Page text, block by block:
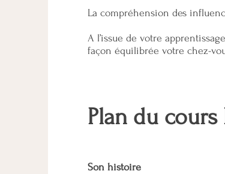
La compréhension des
A l’issue de votre
façon équilibrée votre chez-
Plan du cours
Son histoire